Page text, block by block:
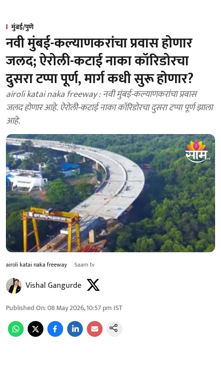
मुंबई/पुणे
नवी मुंबई-कल्याणकरांचा प्रवास होणार
जलद; ऐरोली-कटाई नाका कॉरिडोरचा
दुसरा टप्पा पूर्ण, मार्ग कधी सुरू होणार?
airoli katai naka freeway : नवी मुंबई-कल्याणकरांचा प्रवास
जलद होणार आहे. ऐरोली-कटाई नाका कॉरिडोरचा दुसरा टप्पा पूर्ण झाला
आहे.
airoli katai naka freeway Saam tv
Vishal Gangurde
Published On:08 May 2026, 10:57 pm IST